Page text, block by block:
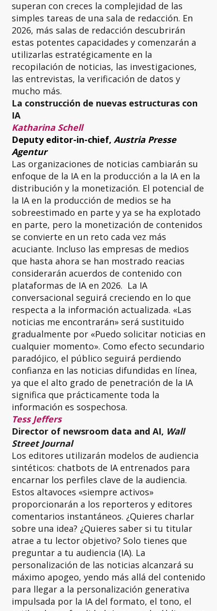
superan con creces la complejidad de las
simples tareas de una sala de redacción. En
2026, más salas de redacción descubrirán
estas potentes capacidades y comenzarán a
utilizarlas estratégicamente en la
recopilación de noticias, las investigaciones,
las entrevistas, la verificación de datos y
mucho más.
La construcción de nuevas estructuras con
IA
Katharina Schell
Deputy editor-in-chief, Austria Presse
Agentur
Las organizaciones de noticias cambiarán su
enfoque de la IA en la producción a la IA en la
distribución y la monetización. El potencial de
la IA en la producción de medios se ha
sobreestimado en parte y ya se ha explotado
en parte, pero la monetización de contenidos
se convierte en un reto cada vez más
acuciante. Incluso las empresas de medios
que hasta ahora se han mostrado reacias
considerarán acuerdos de contenido con
plataformas de IA en 2026. La IA
conversacional seguirá creciendo en lo que
respecta a la información actualizada. «Las
noticias me encontrarán» será sustituido
gradualmente por «Puedo solicitar noticias en
cualquier momento». Como efecto secundario
paradójico, el público seguirá perdiendo
confianza en las noticias difundidas en línea,
ya que el alto grado de penetración de la IA
significa que prácticamente toda la
información es sospechosa.
Tess Jeffers
Director of newsroom data and AI, Wall
Street Journal
Los editores utilizarán modelos de audiencia
sintéticos: chatbots de IA entrenados para
encarnar los perfiles clave de la audiencia.
Estos altavoces «siempre activos»
proporcionarán a los reporteros y editores
comentarios instantáneos. ¿Quieres charlar
sobre una idea? ¿Quieres saber si tu titular
atrae a tu lector objetivo? Solo tienes que
preguntar a tu audiencia (IA). La
personalización de las noticias alcanzará su
máximo apogeo, yendo más allá del contenido
para llegar a la personalización generativa
impulsada por la IA del formato, el tono, el